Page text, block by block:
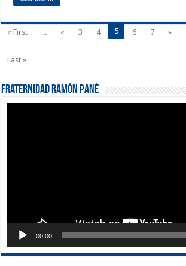
« First ... « 3 4 5 6 7 »
Last »
Fraternidad Ramón Pané
00:00